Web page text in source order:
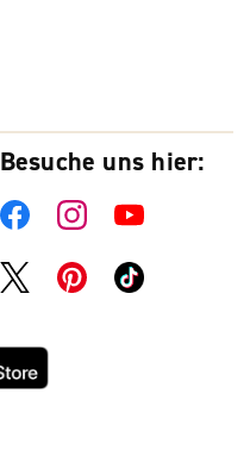
Besuche uns hier: